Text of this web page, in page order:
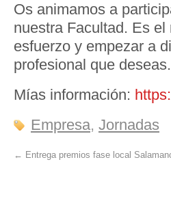
Os animamos a
nuestra Facultad. Es
esfuerzo y empezar a
profesional que deseas.
Mías información:
Empresa, Jornadas
← Entrega premios fase local